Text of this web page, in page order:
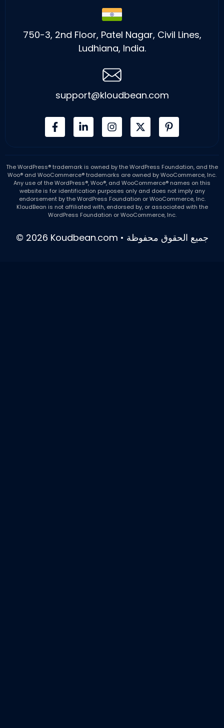
750-3, 2nd Floor, Patel Nagar, Civil Lines,
Ludhiana, India.
support@kloudbean.com
The WordPress® trademark is owned by the WordPress Foundation, and the
Woo® and WooCommerce® trademarks are owned by WooCommerce, Inc.
Any use of the WordPress®, Woo®, and WooCommerce® names on this
website is for identification purposes only and does not imply any
endorsement by the WordPress Foundation or WooCommerce, Inc.
KloudBean is not affiliated with, endorsed by, or associated with the
WordPress Foundation or WooCommerce, Inc.
© 2026 Koudbean.com • جميع الحقوق محفوظة